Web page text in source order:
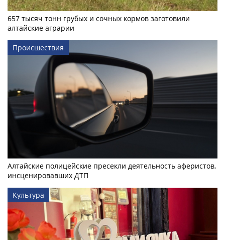
657 тысяч тонн грубых и сочных кормов заготовили
алтайские аграрии
Происшествия
Алтайские полицейские пресекли деятельность аферистов,
инсценировавших ДТП
Культура